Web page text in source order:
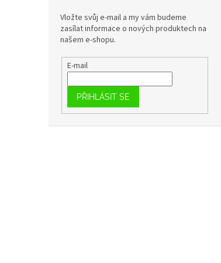
Vložte svůj e-mail a my vám budeme
zasílat informace o nových produktech na
našem e-shopu.
E-mail
PŘIHLÁSIT SE